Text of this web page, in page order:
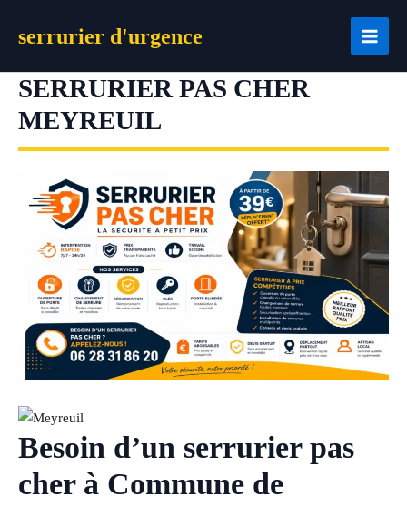
serrurier d'urgence
SERRURIER PAS CHER
MEYREUIL
Besoin d’un serrurier pas
cher à Commune de